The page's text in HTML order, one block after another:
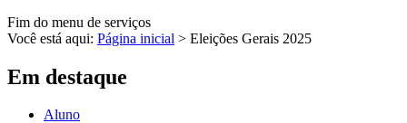
Fim do menu de serviços
Você está aqui: Página inicial > Eleições Gerais 2025
Em destaque
Aluno